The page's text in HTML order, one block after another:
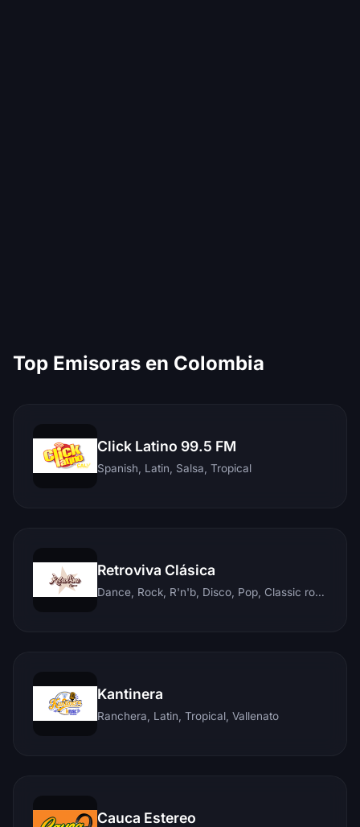
Top Emisoras en Colombia
Click Latino 99.5 FM
Spanish, Latin, Salsa, Tropical
Retroviva Clásica
Dance, Rock, R'n'b, Disco, Pop, Classic rock, Techno, Reggae
Kantinera
Ranchera, Latin, Tropical, Vallenato
Cauca Estereo